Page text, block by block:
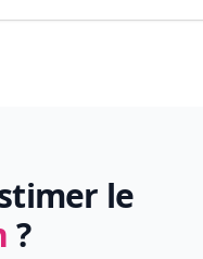
le
?